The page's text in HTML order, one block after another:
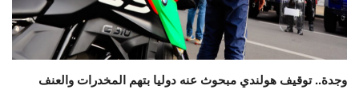
وجدة.. توقيف هولندي مبحوث عنه دوليا بتهم المخدرات والعنف